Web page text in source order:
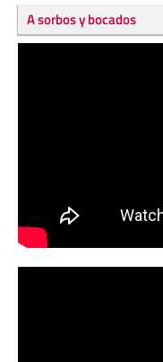
A sorbos y bocados